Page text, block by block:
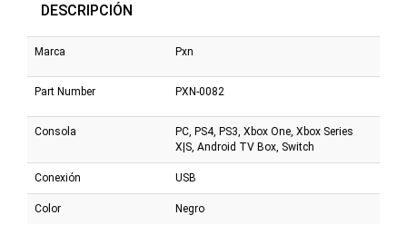
DESCRIPCIÓN
Marca Pxn
Part Number PXN-0082
Consola
PC, PS4, PS3, Xbox One, Xbox Series
X|S, Android TV Box, Switch
Conexión USB
Color Negro